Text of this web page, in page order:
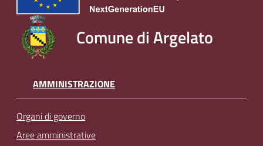
Comune di Argelato
AMMINISTRAZIONE
Organi di governo
Aree amministrative